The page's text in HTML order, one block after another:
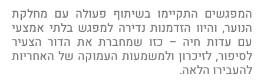
התקיימו בשיתוף פעולה עם מחלקת
והיוו הזדמנות נדירה למפגש בלתי אמצעי
עדות חיה – כזו שמחברת את הדור הצעיר
לזיכרון ולמשמעות העמוקה של האחריות
הלאה.